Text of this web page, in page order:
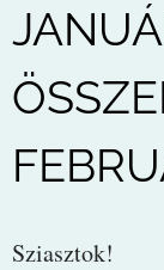
Sziasztok!